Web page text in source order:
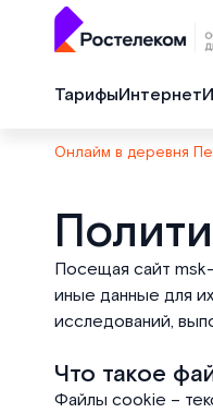
ТарифыИнтернет
Онлайм в деревня
Посещая сайт
иные данные для
исследований,
Что такое
Файлы cookie –